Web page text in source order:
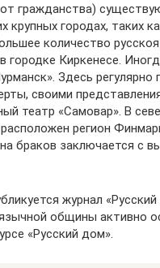
гражданства)
крупных городах, таких
количество
городке Киркенесе.
Здесь регулярно
своими
театр «Самовар». В
регион
браков заключается с
журнал «Русский
общины активно
«Русский дом».